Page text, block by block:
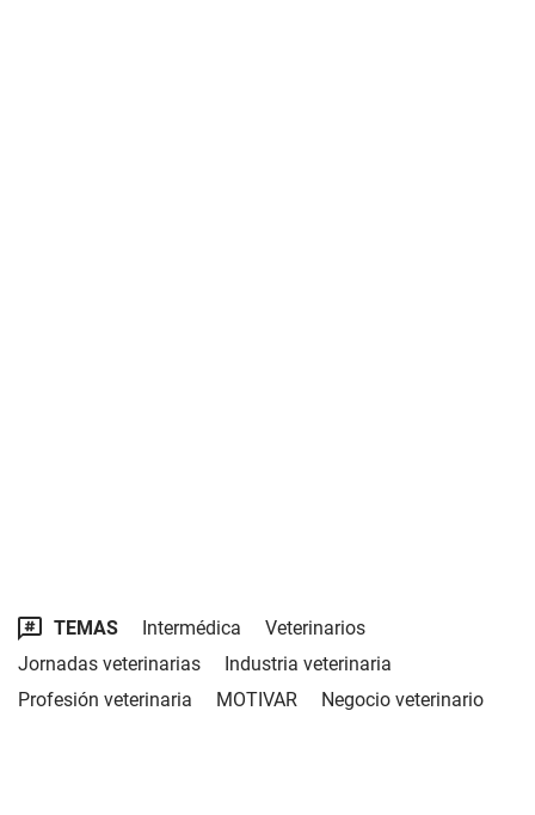
TEMAS Intermédica
Veterinarios
Jornadas veterinarias
Industria veterinaria
Profesión veterinaria
MOTIVAR Negocio veterinario